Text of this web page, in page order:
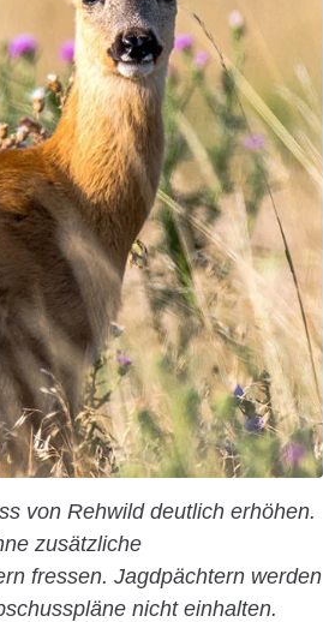
von Rehwild deutlich erhöhen.
zusätzliche
fressen. Jagdpächtern werden
nicht einhalten.